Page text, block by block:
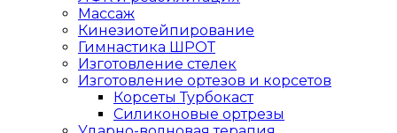
Массаж
Кинезиотейпирование
Гимнастика ШРОТ
Изготовление стелек
Изготовление ортезов и корсетов
Корсеты Турбокаст
Силиконовые ортрезы